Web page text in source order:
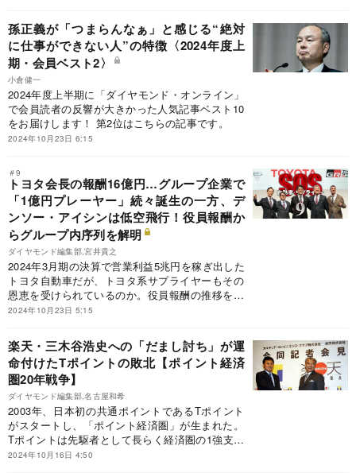
た。一方で、荷主側からも新しい取り組みが始ま
っている。ECサイト「Yahoo！ショッピング」
が、電子マネー「PayPayポイント」を付与する
「再配達削減キャンペーン」を始めたのだ。
孫正義が「つまらんなぁ」と感じる“絶対
に仕事ができない人”の特徴〈2024年度上
期・会員ベスト2〉
小倉健一
2024年度上半期に「ダイヤモンド・オンライン」
で会員読者の反響が大きかった人気記事ベスト10
をお届けします！ 第2位はこちらの記事です。
2024年10月23日 6:15
＃9
トヨタ会長の報酬16億円…グループ企業で
「1億円プレーヤー」続々誕生の一方、デ
ンソー・アイシンは低空飛行！役員報酬か
らグループ内序列を解明
ダイヤモンド編集部,宮井貴之
2024年3月期の決算で営業利益5兆円を稼ぎ出した
トヨタ自動車だが、トヨタ系サプライヤーもその
恩恵を受けられているのか。役員報酬の推移を分
析し、トヨタ役員の高額報酬の実態とグループ内
2024年10月23日 5:15
楽天・三木谷浩史への「だまし討ち」が運
命付けたTポイントの敗北【ポイント経済
圏20年戦争】
ダイヤモンド編集部,名古屋和希
2003年、日本初の共通ポイントであるTポイント
がスタートし、「ポイント経済圏」が生まれた。
Tポイントは先駆者として長らく経済圏の1強支配
を続けてきたが、12年に勢力図を一変させること
2024年10月16日 4:50